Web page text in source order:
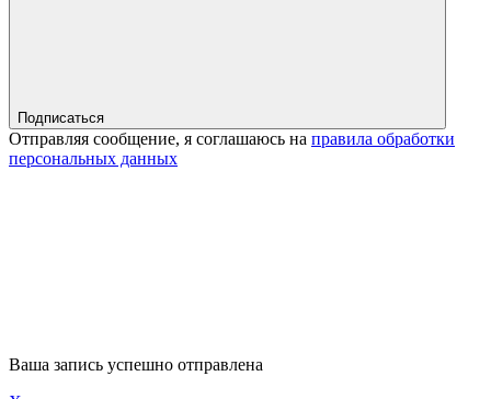
Подписаться
Отправляя сообщение, я соглашаюсь на правила обработки
персональных данных
Ваша запись успешно отправлена